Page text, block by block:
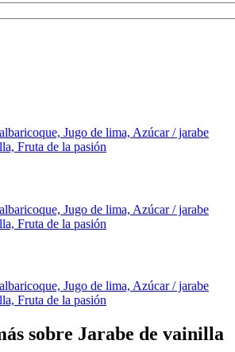
Jugo de lima, Azúcar / jarabe
Fruta de la pasión
Jugo de lima, Azúcar / jarabe
Fruta de la pasión
Jugo de lima, Azúcar / jarabe
Fruta de la pasión
sobre Jarabe de vainilla